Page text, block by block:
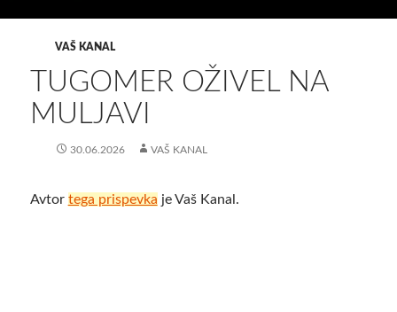
VAŠ KANAL
TUGOMER OŽIVEL NA
MULJAVI
30.06.2026 VAŠ KANAL
Avtor tega prispevka je Vaš Kanal.